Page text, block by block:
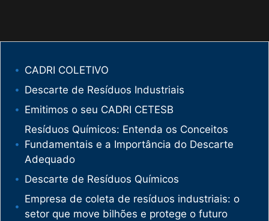
CADRI COLETIVO
Descarte de Resíduos Industriais
Emitimos o seu CADRI CETESB
Resíduos Químicos: Entenda os Conceitos
Fundamentais e a Importância do Descarte
Adequado
Descarte de Resíduos Químicos
Empresa de coleta de resíduos industriais: o
setor que move bilhões e protege o futuro